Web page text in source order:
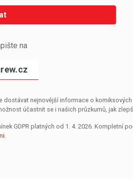
na
nejnovější informace o
účastnit se i našich průzkumů, jak
GDPR platných od 1. 4. 2026. Kompletní
.